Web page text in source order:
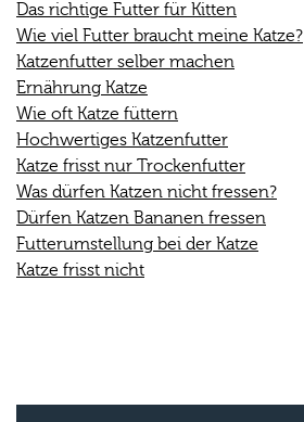
Das richtige Futter für Kitten
Wie viel Futter braucht meine Katze?
Katzenfutter selber machen
Ernährung Katze
Wie oft Katze füttern
Hochwertiges Katzenfutter
Katze frisst nur Trockenfutter
Was dürfen Katzen nicht fressen?
Dürfen Katzen Bananen fressen
Futterumstellung bei der Katze
Katze frisst nicht